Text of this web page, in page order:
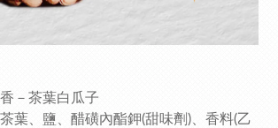
－茶葉白瓜子
葉、鹽、醋磺內酯鉀(甜味劑)、香料(乙